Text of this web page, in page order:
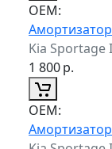
ОЕМ:
Kia Sportage
1 800р.
ОЕМ: